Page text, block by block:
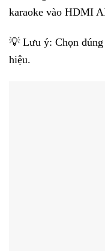
karaoke vào HDMI
💡 Lưu ý: Chọn
hiệu.